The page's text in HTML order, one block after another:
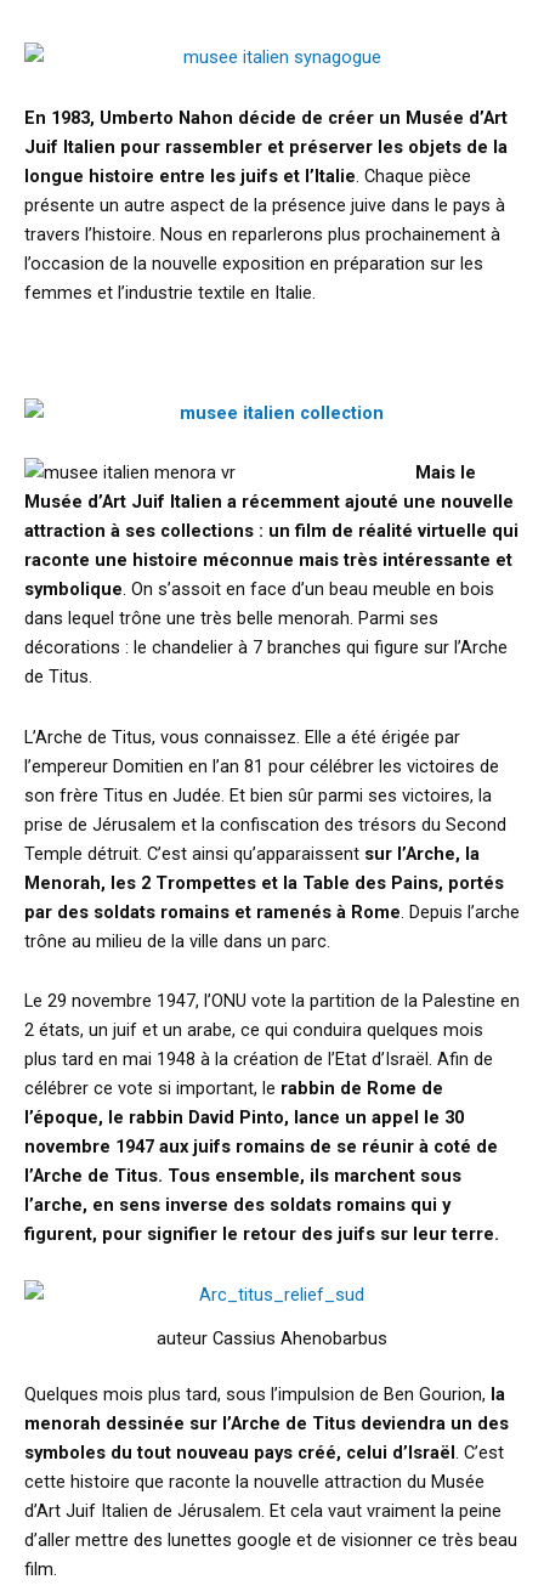
En 1983, Umberto Nahon décide de créer un Musée d’Art
Juif Italien pour rassembler et préserver les objets de la
longue histoire entre les juifs et l’Italie. Chaque pièce
présente un autre aspect de la présence juive dans le pays à
travers l’histoire. Nous en reparlerons plus prochainement à
l’occasion de la nouvelle exposition en préparation sur les
femmes et l’industrie textile en Italie.
Mais le
Musée d’Art Juif Italien a récemment ajouté une nouvelle
attraction à ses collections : un film de réalité virtuelle qui
raconte une histoire méconnue mais très intéressante et
symbolique. On s’assoit en face d’un beau meuble en bois
dans lequel trône une très belle menorah. Parmi ses
décorations : le chandelier à 7 branches qui figure sur l’Arche
de Titus.
L’Arche de Titus, vous connaissez. Elle a été érigée par
l’empereur Domitien en l’an 81 pour célébrer les victoires de
son frère Titus en Judée. Et bien sûr parmi ses victoires, la
prise de Jérusalem et la confiscation des trésors du Second
Temple détruit. C’est ainsi qu’apparaissent sur l’Arche, la
Menorah, les 2 Trompettes et la Table des Pains, portés
par des soldats romains et ramenés à Rome. Depuis l’arche
trône au milieu de la ville dans un parc.
Le 29 novembre 1947, l’ONU vote la partition de la Palestine en
2 états, un juif et un arabe, ce qui conduira quelques mois
plus tard en mai 1948 à la création de l’Etat d’Israël. Afin de
célébrer ce vote si important, le rabbin de Rome de
l’époque, le rabbin David Pinto, lance un appel le 30
novembre 1947 aux juifs romains de se réunir à coté de
l’Arche de Titus. Tous ensemble, ils marchent sous
l’arche, en sens inverse des soldats romains qui y
figurent, pour signifier le retour des juifs sur leur terre.
auteur Cassius Ahenobarbus
Quelques mois plus tard, sous l’impulsion de Ben Gourion, la
menorah dessinée sur l’Arche de Titus deviendra un des
symboles du tout nouveau pays créé, celui d’Israël . C’est
cette histoire que raconte la nouvelle attraction du Musée
d’Art Juif Italien de Jérusalem. Et cela vaut vraiment la peine
d’aller mettre des lunettes google et de visionner ce très beau
film.